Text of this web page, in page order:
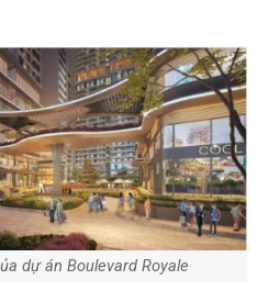
dự án Boulevard Royale